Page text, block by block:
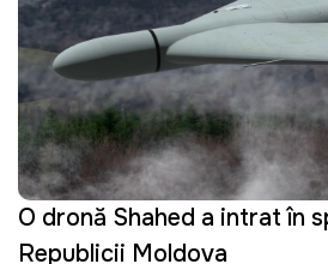
O dronă Shahed a intrat în
Republicii Moldova